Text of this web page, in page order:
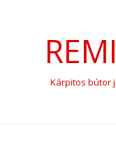
Kárpitos bútor